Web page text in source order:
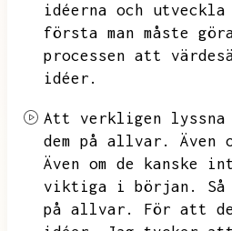
idéerna och utveckla
första man måste
processen att
idéer.
Att verkligen lyssna
dem på allvar.
Även
Även om de kanske
viktiga i början.
på allvar.
För att